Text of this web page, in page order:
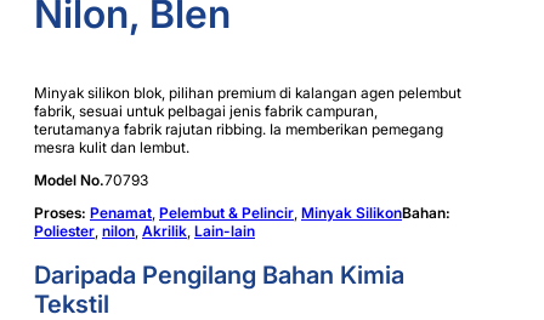
Nilon, Blen
Minyak silikon blok, pilihan premium di kalangan agen pelembut
fabrik, sesuai untuk pelbagai jenis fabrik campuran,
terutamanya fabrik rajutan ribbing. Ia memberikan pemegang
mesra kulit dan lembut.
Model No.70793
Proses: Penamat, Pelembut & Pelincir, Minyak SilikonBahan:
Poliester, nilon, Akrilik, Lain-lain
Daripada Pengilang Bahan Kimia
Tekstil